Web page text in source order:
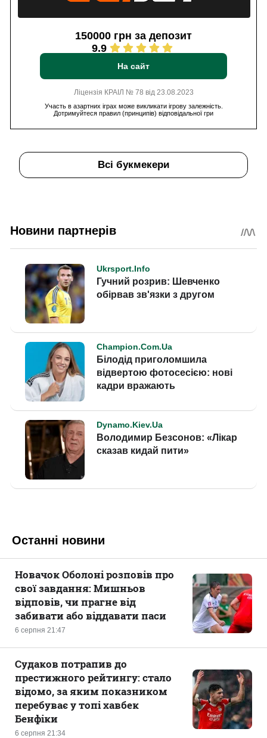
150000 грн за депозит
9.9
На сайт
Ліцензія КРАІЛ № 78 від 23.08.2023
Участь в азартних іграх може викликати ігрову залежність.
Дотримуйтеся правил (принципів) відповідальної гри
Всі букмекери
Останні новини
6 серпня 21:47
Новачок Оболоні розповів про
свої завдання: Мишньов
відповів, чи прагне від
забивати або віддавати паси
6 серпня 21:34
Судаков потрапив до
престижного рейтингу: стало
відомо, за яким показником
перебуває у топі хавбек
Бенфіки